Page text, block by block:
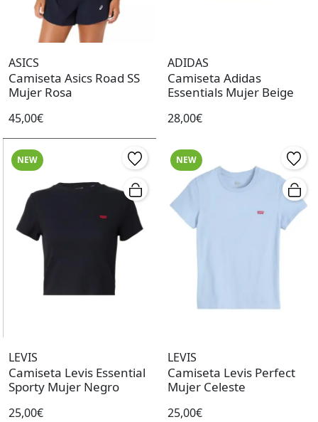
ASICS
Camiseta Asics Road SS
Mujer Rosa
45,00€
ADIDAS
Camiseta Adidas
Essentials Mujer Beige
28,00€
NEW
LEVIS
Camiseta Levis Essential
Sporty Mujer Negro
25,00€
NEW
LEVIS
Camiseta Levis Perfect
Mujer Celeste
25,00€